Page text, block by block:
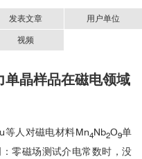
发表文章 用户单位
视频
晶样品在磁电领域
等人对磁电材料Mn4Nb2O9单
零磁场测试介电常数时，没
effect in Mn4Nb2O9single
by modifying its liquid
Cu3O7-δcrystal
晶生长设备介绍